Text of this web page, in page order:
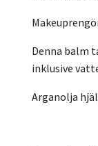
Denna balm
inklusive
Arganolja